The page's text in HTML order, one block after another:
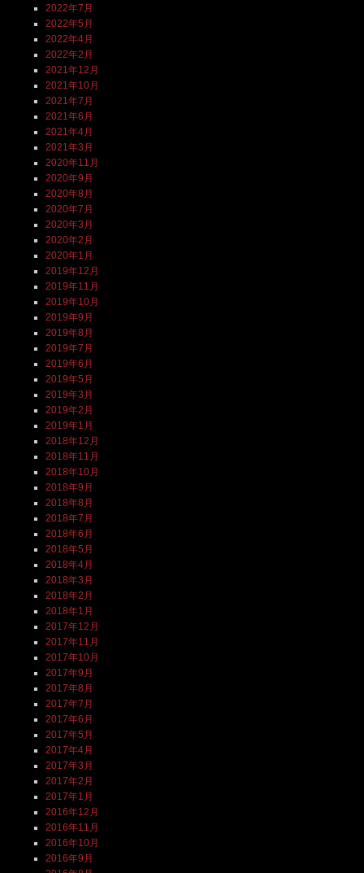
2022年7月
2022年5月
2022年4月
2022年2月
2021年12月
2021年10月
2021年7月
2021年6月
2021年4月
2021年3月
2020年11月
2020年9月
2020年8月
2020年7月
2020年3月
2020年2月
2020年1月
2019年12月
2019年11月
2019年10月
2019年9月
2019年8月
2019年7月
2019年6月
2019年5月
2019年3月
2019年2月
2019年1月
2018年12月
2018年11月
2018年10月
2018年9月
2018年8月
2018年7月
2018年6月
2018年5月
2018年4月
2018年3月
2018年2月
2018年1月
2017年12月
2017年11月
2017年10月
2017年9月
2017年8月
2017年7月
2017年6月
2017年5月
2017年4月
2017年3月
2017年2月
2017年1月
2016年12月
2016年11月
2016年10月
2016年9月